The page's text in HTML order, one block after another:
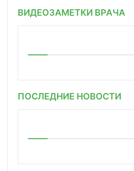
ВИДЕОЗАМЕТКИ ВРАЧА
ПОСЛЕДНИЕ НОВОСТИ